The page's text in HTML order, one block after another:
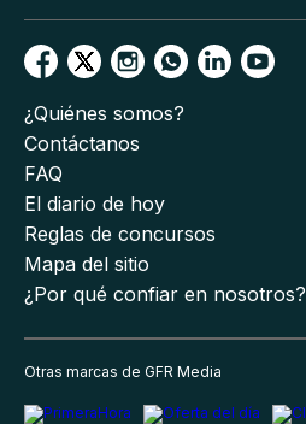
¿Quiénes somos?
Contáctanos
FAQ
El diario de hoy
Reglas de concursos
Mapa del sitio
¿Por qué confiar en nosotros?
Otras marcas de GFR Media